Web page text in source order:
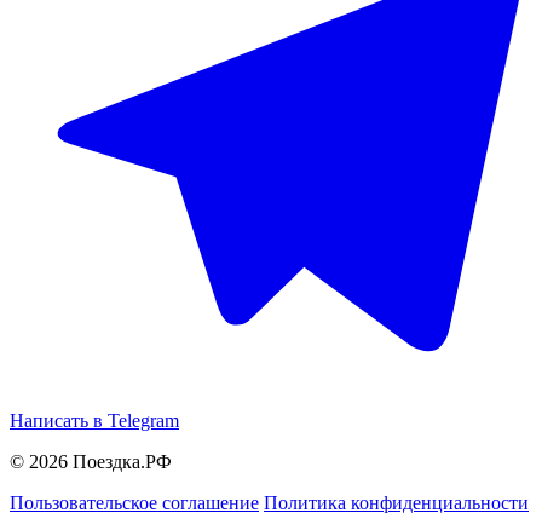
Написать в Telegram
© 2026 Поездка.РФ
Пользовательское соглашение Политика конфиденциальности